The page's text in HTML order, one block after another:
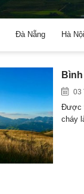
Đà Nẵng Hà Nội
03
Được
cháy